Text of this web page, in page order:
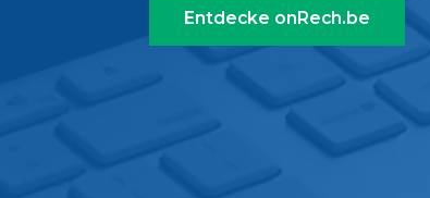
Entdecke onRech.be